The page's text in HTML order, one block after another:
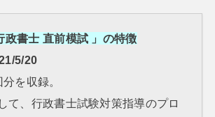
政書士 直前模試 」の特徴
5/20
を収録。
て、行政書士試験対策指導のプロ